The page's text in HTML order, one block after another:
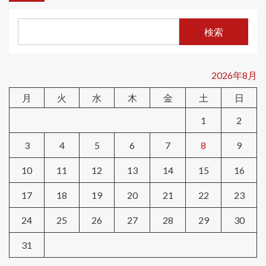
検索
2026年8月
月
火 水 木 金 土
日
1
2
3 4 5 6 7 8 9
10 11 12 13 14 15 16
17 18 19 20 21 22 23
24 25 26 27 28 29 30
31